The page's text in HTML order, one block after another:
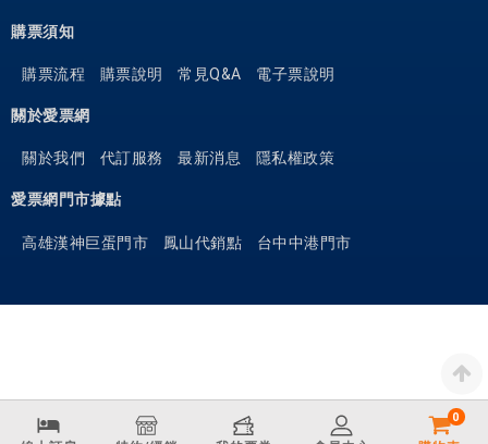
0
購票須知
購票流程 購票說明 常見Q&A 電子票說明
關於愛票網
關於我們 代訂服務 最新消息 隱私權政策
愛票網門市據點
高雄漢神巨蛋門市 鳳山代銷點 台中中港門市